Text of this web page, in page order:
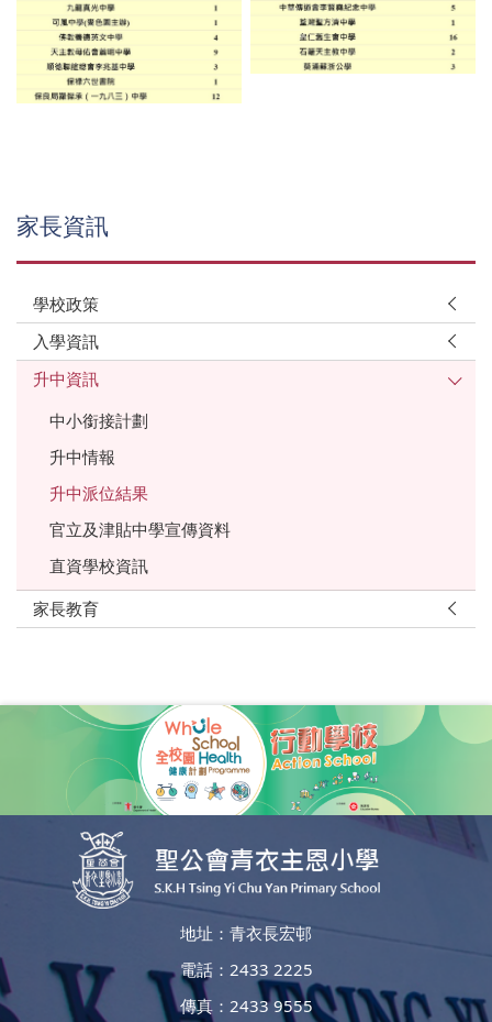
家長資訊
學校政策
入學資訊
升中資訊
中小銜接計劃
升中情報
升中派位結果
官立及津貼中學宣傳資料
直資學校資訊
家長教育
地址：青衣長宏邨
電話：2433 2225
傳真：2433 9555